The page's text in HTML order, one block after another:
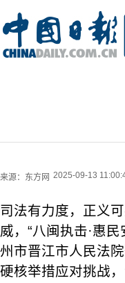
来源： 东方网 2025-09-13
司法有力度，正义
威，“八闽执击·惠
州市晋江市人民法
硬核举措应对挑战